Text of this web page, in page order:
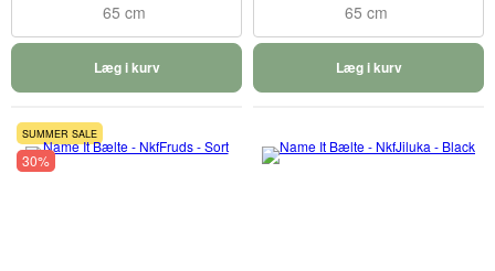
65 cm
Læg i kurv
65 cm
Læg i kurv
SUMMER SALE
30%